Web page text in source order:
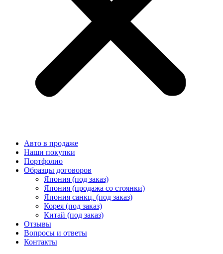
Авто в продаже
Наши покупки
Портфолио
Образцы договоров
Япония (под заказ)
Япония (продажа со стоянки)
Япония санкц. (под заказ)
Корея (под заказ)
Китай (под заказ)
Отзывы
Вопросы и ответы
Контакты